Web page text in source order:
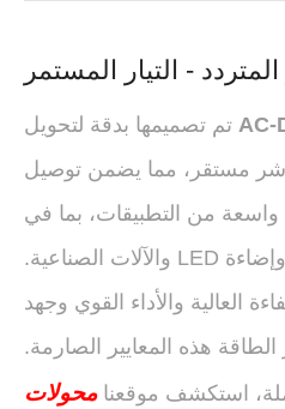
المتردد - التيار المستمر
تم تصميمها بدقة لتحويل
مباشر مستقر، مما يضمن توصيل
من التطبيقات، بما في
ذلك أجهزة الكمبيوتر وإضاءة LED والآلات الصناعية.
العالية والأداء القوي وجهد
هذه المعايير الصارمة.
استكشف موقعنامحولات